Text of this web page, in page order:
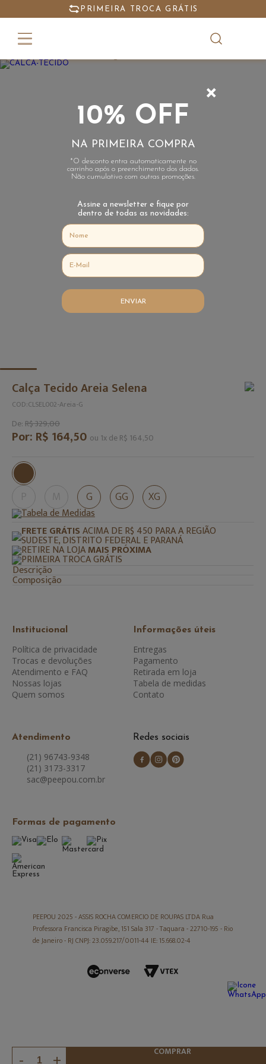
PRIMEIRA TROCA GRÁTIS
+
10% OFF
NA PRIMEIRA COMPRA
*O desconto entra automaticamente no
carrinho após o preenchimento dos dados.
Não cumulativo com outras promoções.
Assine a newsletter e fique por
dentro de todas as novidades:
ENVIAR
Calça Tecido Areia Selena
COD:CLSEL002-Areia-G
De:R$ 329,00
Por: R$ 164,50 ou 1xdeR$ 164,50
P M G GG XG
Tabela de Medidas
COMPRAR
FRETE GRÁTISACIMA DE R$ 450 PARA A REGIÃO
SUDESTE, DISTRITO FEDERAL E PARANÁ
RETIRE NA LOJAMAIS PRÓXIMA
PRIMEIRA TROCA GRÁTIS
Descrição
Composição
Institucional
Política de privacidade
Trocas e devoluções
Atendimento e FAQ
Nossas lojas
Quem somos
Informações úteis
Entregas
Pagamento
Retirada em loja
Tabela de medidas
Contato
Atendimento
(21) 96743-9348
(21) 3173-3317
sac@peepou.com.br
Redes sociais
Formas de pagamento
PEEPOU 2025 -ASSIS ROCHA COMERCIO DE ROUPAS LTDA Rua
Professora Francisca Piragibe, 151 Sala 317 - Taquara - 22710-195 - Rio
de Janeiro - RJ CNPJ: 23.059.217/0011-44 IE: 15.668.02-4